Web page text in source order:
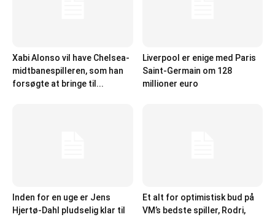
Xabi Alonso vil have Chelsea-
midtbanespilleren, som han
forsøgte at bringe til...
Liverpool er enige med Paris
Saint-Germain om 128
millioner euro
Inden for en uge er Jens
Hjertø-Dahl pludselig klar til
Et alt for optimistisk bud på
VM’s bedste spiller, Rodri,